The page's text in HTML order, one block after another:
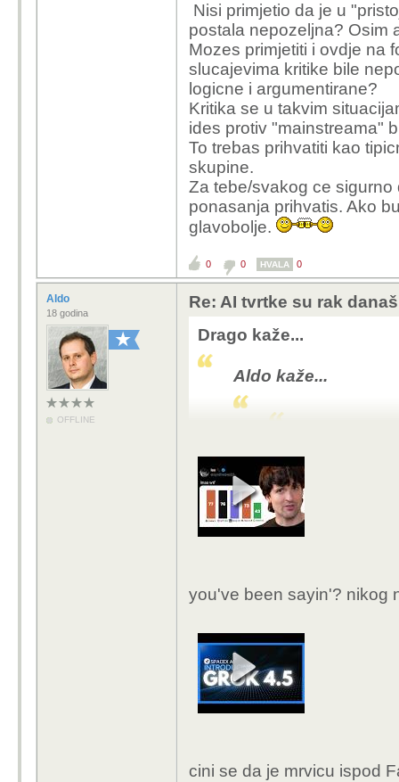
AI kompanije su
To sto Anthropic
gjde pokusavaju
reklamiraju svoj
znanost,
stvarali histeriju,
Ne IT ljudi mi
Zapravo se
Oni
anksioznoscu.
citavog ljudskog
nase dobro, za
Stvarno se
bi te iste ljude
AI tvrtke stvarno
Ovo podebljano, taj
linkovanog na bug.hr
myth-the-mythos-and-
ili ovog videa
Nisi primjetio da je u
postala nepozeljna? Osim
Mozes primjetiti i ovdje na
slucajevima kritike bile
logicne i argumentirane?
Kritika se u takvim
ides protiv "mainstreama"
To trebas prihvatiti kao
skupine.
Za tebe/svakog ce
ponasanja prihvatis. Ako
glavobolje.
0 0 HVALA 0
Aldo
18 godina
OFFLINE
Re: AI tvrtke su rak
Drago kaže...
Aldo kaže...
Nije odustao,
Svaki cas bude
Grok 5 dok
AI industriji.
nikoga i nije briga) je
ne Opus 4.8 nego u
precizne usporedbe s
Sam najnoviji Opus
je iskoristivost
you've been sayin'? nikog
cini se da je mrvicu ispod